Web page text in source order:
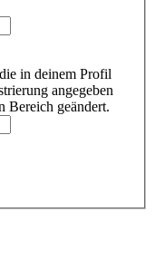
in deinem Profil
angegeben
Bereich geändert.